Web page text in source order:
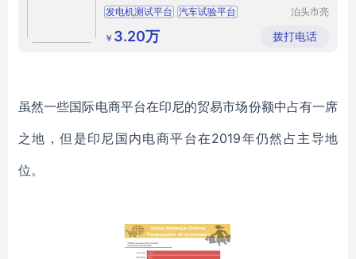
发电机测试平台 汽车试验平台
电机试验平台
泊头市亮
备制造有
限公司
￥ 3.20万 拨打电话
虽然一些国际电商平台在印尼的贸易市场份额中占有一席
之地，但是印尼国内电商平台在2019年仍然占主导地
位。